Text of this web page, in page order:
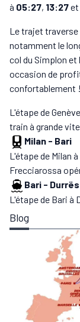
à 05:27, 13:27et
Le trajet
notamment le
col du Simplon et
occasion de
confortablement !
L'étape de
train à grande
Milan - Bari
L'étape de Milan
Frecciarossa
Bari - Durrës
L'étape de Bari à
Blog